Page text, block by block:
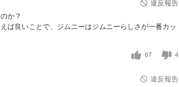
違反報告
か？
ば良いことで、ジムニーはジムニーらしさが一番カッ
67 4
違反報告